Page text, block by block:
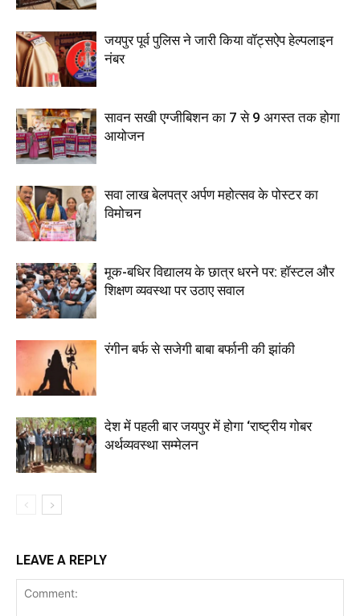
जयपुर पूर्व पुलिस ने जारी किया वॉट्सऐप हेल्पलाइन
नंबर
सावन सखी एग्जीबिशन का 7 से 9 अगस्त तक होगा
आयोजन
सवा लाख बेलपत्र अर्पण महोत्सव के पोस्टर का
विमोचन
मूक-बधिर विद्यालय के छात्र धरने पर: हॉस्टल और
शिक्षण व्यवस्था पर उठाए सवाल
रंगीन बर्फ से सजेगी बाबा बर्फानी की झांकी
देश में पहली बार जयपुर में होगा ‘राष्ट्रीय गोबर
अर्थव्यवस्था सम्मेलन
LEAVE A REPLY